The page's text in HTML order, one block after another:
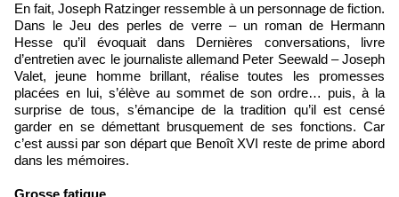
En fait, Joseph Ratzinger ressemble à un personnage de fiction.
Dans le Jeu des perles de verre – un roman de Hermann
Hesse qu’il évoquait dans Dernières conversations, livre
d’entretien avec le journaliste allemand Peter Seewald – Joseph
Valet, jeune homme brillant, réalise toutes les promesses
placées en lui, s’élève au sommet de son ordre… puis, à la
surprise de tous, s’émancipe de la tradition qu’il est censé
garder en se démettant brusquement de ses fonctions. Car
c’est aussi par son départ que Benoît XVI reste de prime abord
dans les mémoires.